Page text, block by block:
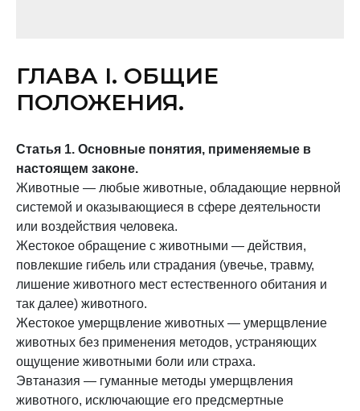
ГЛАВА I. ОБЩИЕ
ПОЛОЖЕНИЯ.
Статья 1. Основные понятия, применяемые в
настоящем законе.
Животные — любые животные, обладающие нервной
системой и оказывающиеся в сфере деятельности
или воздействия человека.
Жестокое обращение с животными — действия,
повлекшие гибель или страдания (увечье, травму,
лишение животного мест естественного обитания и
так далее) животного.
Жестокое умерщвление животных — умерщвление
животных без применения методов, устраняющих
ощущение животными боли или страха.
Эвтаназия — гуманные методы умерщвления
животного, исключающие его предсмертные